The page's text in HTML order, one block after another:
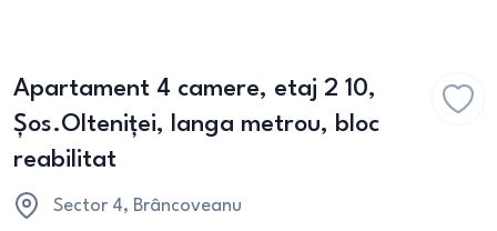
Apartament 4 camere, etaj 2 10,
Șos.Olteniței, langa metrou, bloc
reabilitat
Sector 4, Brâncoveanu